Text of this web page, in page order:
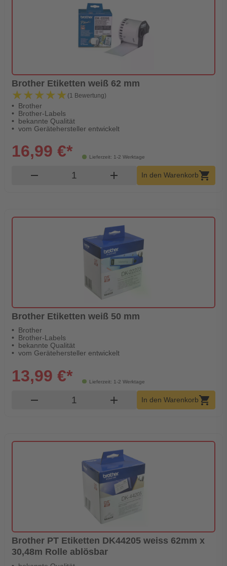
Brother Etiketten weiß 62 mm
★★★★★
★★★★★ (1 Bewertung)
Brother
Brother-Labels
bekannte Qualität
vom Gerätehersteller entwickelt
Lieferzeit: 1-2 Werktage
16,99 €*
remove Produkt Warenkorb Menge
add In den Warenkorbshopping_cart
Brother Etiketten weiß 50 mm
Brother
Brother-Labels
bekannte Qualität
vom Gerätehersteller entwickelt
Lieferzeit: 1-2 Werktage
13,99 €*
remove Produkt Warenkorb Menge
add In den Warenkorbshopping_cart
Brother PT Etiketten DK44205 weiss 62mm x
30,48m Rolle ablösbar